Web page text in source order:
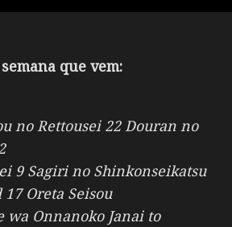
que vem:
no Rettousei 22 Douran no
9 Sagiri no Shinkonseikatsu
17 Oreta Seisou
wa Onnanoko Janai to